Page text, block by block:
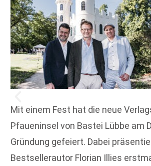
Mit einem Fest hat die neue
Pfaueninsel von Bastei Lübbe am
Gründung gefeiert. Dabei
Bestsellerautor Florian Illies